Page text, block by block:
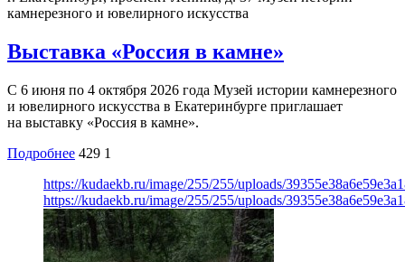
камнерезного и ювелирного искусства
Выставка «Россия в камне»
С 6 июня по 4 октября 2026 года Музей истории камнерезного
и ювелирного искусства в Екатеринбурге приглашает
на выставку «Россия в камне».
Подробнее 429 1
https://kudaekb.ru/image/255/255/uploads/
https://kudaekb.ru/image/255/255/uploads/